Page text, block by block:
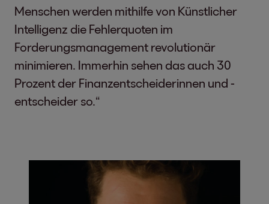
Menschen werden mithilfe von Künstlicher
Intelligenz die Fehlerquoten im
Forderungsmanagement revolutionär
minimieren. Immerhin sehen das auch 30
Prozent der Finanzentscheiderinnen und -
entscheider so.“